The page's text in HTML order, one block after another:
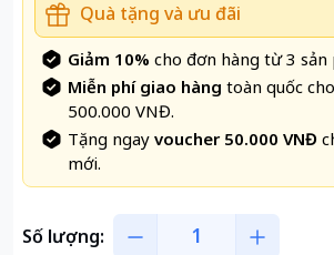
Quà tặng và ưu đãi
Giảm 10% cho đơn hàng từ 3
Miễn phí giao hàng toàn quốc
500.000 VNĐ.
Tặng ngay voucher 50.000 VNĐ
mới.
Số lượng: